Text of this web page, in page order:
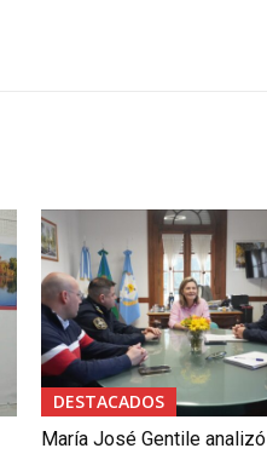
DESTACADOS
María José Gentile analizó